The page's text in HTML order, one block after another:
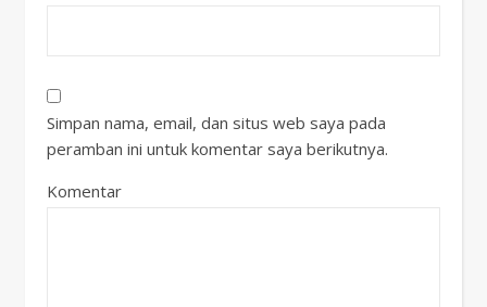
Simpan nama, email, dan situs web saya pada
peramban ini untuk komentar saya berikutnya.
Komentar